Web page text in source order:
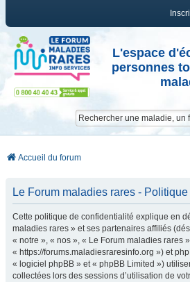
L'espace
personnes
Accueil du forum
Le Forum maladies rares -
Cette politique de confidentialité explique en
maladies rares » et ses partenaires affiliés
« notre », « nos », « Le Forum maladies rares
« https://forums.maladiesraresinfo.org ») et
« logiciel phpBB » et « phpBB Limited »)
collectées lors des sessions d’utilisation de